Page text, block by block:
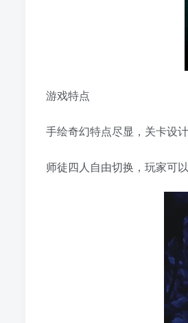
游戏特点
手绘奇幻特点尽显，关卡设
师徒四人自由切换，玩家可